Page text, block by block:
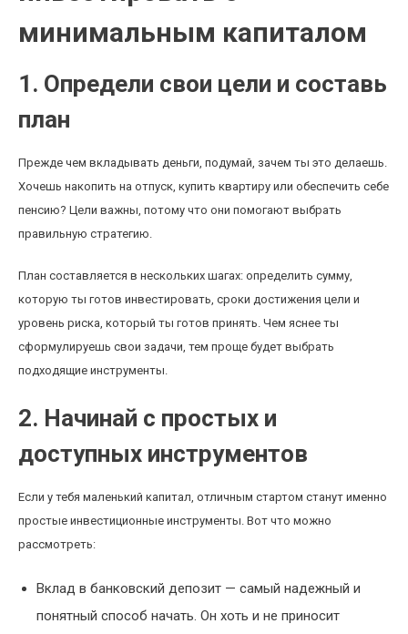
минимальным капиталом
1. Определи свои цели и составь
план
Прежде чем вкладывать деньги, подумай, зачем ты это делаешь.
Хочешь накопить на отпуск, купить квартиру или обеспечить себе
пенсию? Цели важны, потому что они помогают выбрать
правильную стратегию.
План составляется в нескольких шагах: определить сумму,
которую ты готов инвестировать, сроки достижения цели и
уровень риска, который ты готов принять. Чем яснее ты
сформулируешь свои задачи, тем проще будет выбрать
подходящие инструменты.
2. Начинай с простых и
доступных инструментов
Если у тебя маленький капитал, отличным стартом станут именно
простые инвестиционные инструменты. Вот что можно
рассмотреть:
Вклад в банковский депозит — самый надежный и
понятный способ начать. Он хоть и не приносит